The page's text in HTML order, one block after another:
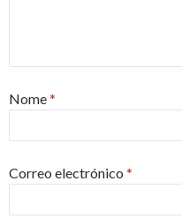
Nome*
Correo electrónico *